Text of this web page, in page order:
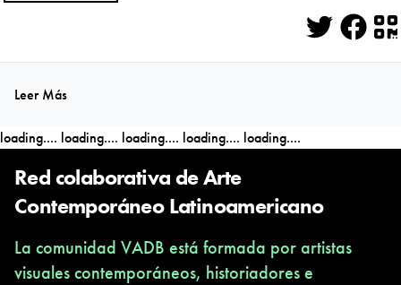
Twitter
Leer Más
loading.... loading.... loading.... loading.... loading....
Red colaborativa de Arte
Contemporáneo Latinoamericano
La comunidad VADB está formada por artistas
visuales contemporáneos, historiadores e